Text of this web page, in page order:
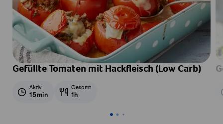
Gefüllte Tomaten mit Hackfleisch (Low Carb)
Aktiv
15min
Gesamt
1h